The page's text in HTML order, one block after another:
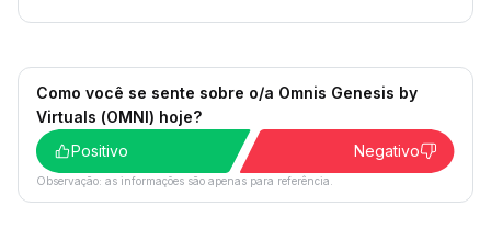
Como você se sente sobre o/a Omnis Genesis by
Virtuals (OMNI) hoje?
Positivo
Negativo
Observação: as informações são apenas para referência.